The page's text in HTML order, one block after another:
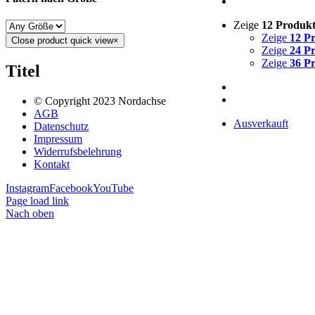
Zeige 12
Zeige 12
Zeige 24
Zeige 36
Ausverkauft
Close product quick view×
Titel
© Copyright 2023 Nordachse
AGB
Datenschutz
Impressum
Widerrufsbelehrung
Kontakt
InstagramFacebookYouTube
Page load link
Nach oben